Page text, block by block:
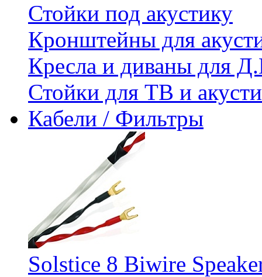
Стойки под акустику
Кронштейны для
Кресла и диваны для
Стойки для ТВ и
Кабели / Фильтры
Solstice 8 Biwire